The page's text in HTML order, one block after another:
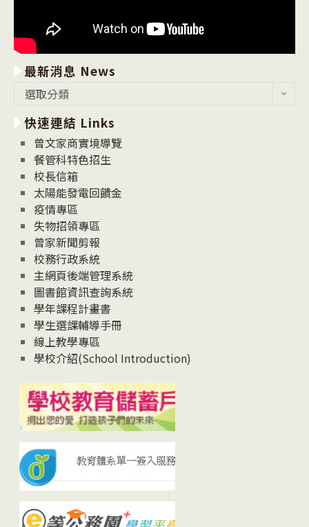
最新消息 News
消
息
News
選取分類
快速連結 Links
曾文家商實境導覽
餐管科特色招生
校長信箱
太陽能發電回饋金
疫情專區
失物招領專區
曾家新聞剪報
校務行政系統
主網頁後端管理系統
圖書館資訊查詢系統
學年課程計畫書
學生選課輔導手冊
線上教學專區
學校介紹(School Introduction)